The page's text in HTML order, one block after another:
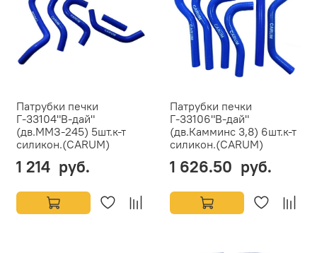
Патрубки печки
Г-33104"В-дай"
(дв.ММЗ-245) 5шт.к-т
силикон.(CARUM)
1 214 руб.
Патрубки печки
Г-33106"В-дай"
(дв.Камминс 3,8) 6шт.к-т
силикон.(CARUM)
1 626.50 руб.